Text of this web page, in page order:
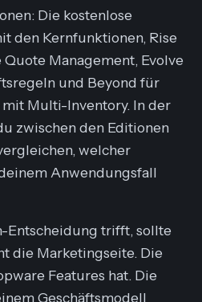
Die kostenlose
den Kernfunktionen, Rise
Management, Evolve
und Beyond für
Multi-Inventory. In der
zwischen den Editionen
welcher
Anwendungsfall
Entscheidung trifft, sollte
die Marketingseite. Die
Features hat. Die
Geschäftsmodell